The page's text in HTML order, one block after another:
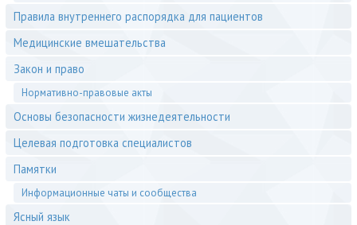
Правила внутреннего распорядка для пациентов
Медицинские вмешательства
Закон и право
Нормативно-правовые акты
Основы безопасности жизнедеятельности
Целевая подготовка специалистов
Памятки
Информационные чаты и сообщества
Ясный язык